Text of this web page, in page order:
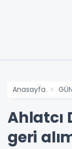
Anasayfa
Ahlatcı
geri